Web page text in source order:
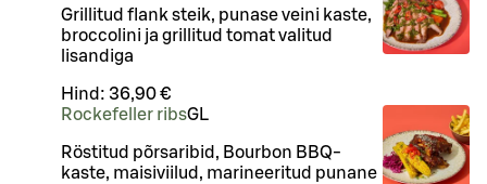
Grillitud flank steik, punase veini kaste,
broccolini ja grillitud tomat valitud
lisandiga
Hind: 36,90 €
Rockefeller ribsGL
Röstitud põrsaribid, Bourbon BBQ-
kaste, maisiviilud, marineeritud punane